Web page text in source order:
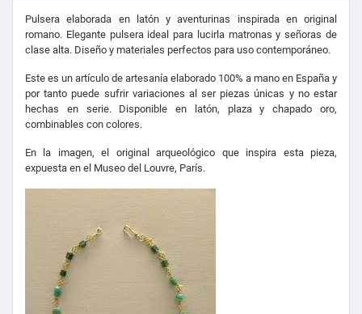
Pulsera elaborada en latón y aventurinas inspirada en original
romano. Elegante pulsera ideal para lucirla matronas y señoras de
clase alta. Diseño y materiales perfectos para uso contemporáneo.
Este es un artículo de artesanía elaborado 100% a mano en España y
por tanto puede sufrir variaciones al ser piezas únicas y no estar
hechas en serie. Disponible en latón, plaza y chapado oro,
combinables con colores.
En la imagen, el original arqueológico que inspira esta pieza,
expuesta en el Museo del Louvre, París.